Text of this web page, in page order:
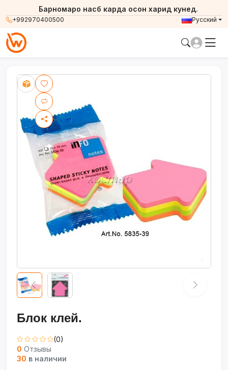
+992970400500
Барномаро насб карда осон харид кунед.
Русский
Блок клей.
(0)
0 Отзывы
30 в наличии